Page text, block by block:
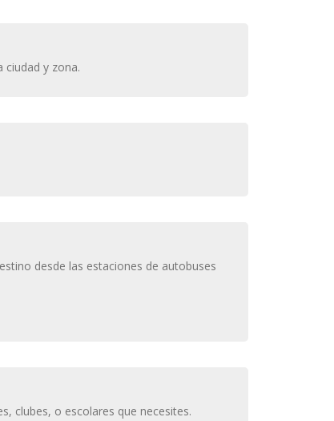
ciudad y zona.
desde las estaciones de autobuses
clubes, o escolares que necesites.